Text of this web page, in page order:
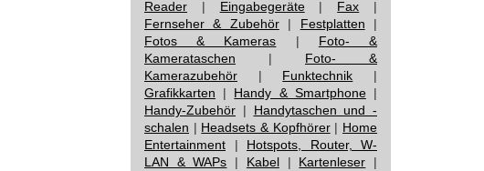
Reader | Eingabegeräte| Fax |
Fernseher & Zubehör| Festplatten |
Fotos & Kameras | Foto- &
Kamerataschen | Foto- &
Kamerazubehör | Funktechnik |
Grafikkarten | Handy & Smartphone|
Handy-Zubehör | Handytaschen und -
schalen | Headsets & Kopfhörer| Home
Entertainment | Hotspots, Router, W-
LAN & WAPs | Kabel| Kartenleser |